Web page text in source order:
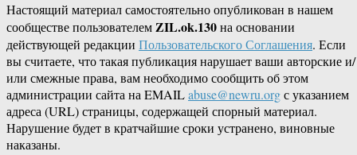
Настоящий материал самостоятельно опубликован в нашем
сообществе пользователемZIL.ok.130на основании
действующей редакции Пользовательского Соглашения. Если
вы считаете, что такая публикация нарушает ваши авторские и/
или смежные права, вам необходимо сообщить об этом
администрации сайта на EMAILabuse@newru.orgс указанием
адреса (URL) страницы, содержащей спорный материал.
Нарушение будет в кратчайшие сроки устранено, виновные
наказаны.